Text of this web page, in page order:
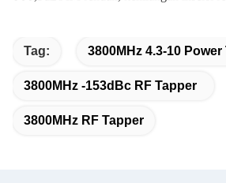
Tag: 3800MHz 4.3-10 Power
3800MHz -153dBc RF Tapper
3800MHz RF Tapper